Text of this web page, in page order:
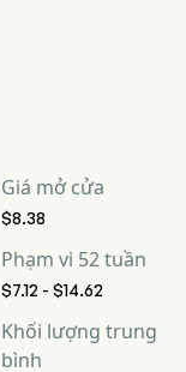
Giá mở cửa
$8.38
Phạm vi 52 tuần
$7.12 - $14.62
Khối lượng trung
bình